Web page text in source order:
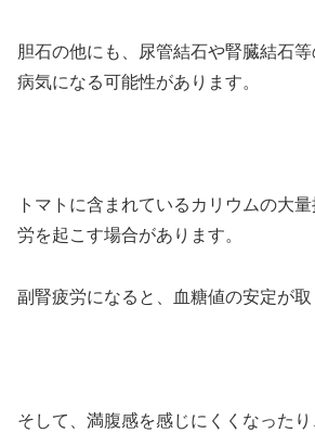
胆石の他にも、尿管結石や腎臓結石
病気になる可能性があります。
トマトに含まれているカリウムの大
労を起こす場合があります。
副腎疲労になると、血糖値の安定が取
そして、満腹感を感じにくくなったり